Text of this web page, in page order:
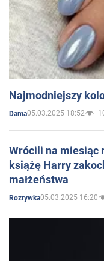
Najmodniejszy
Dama05.03.2025 18:52
Wrócili na miesiąc
książę Harry
małżeństwa
Rozrywka05.03.2025 16:20